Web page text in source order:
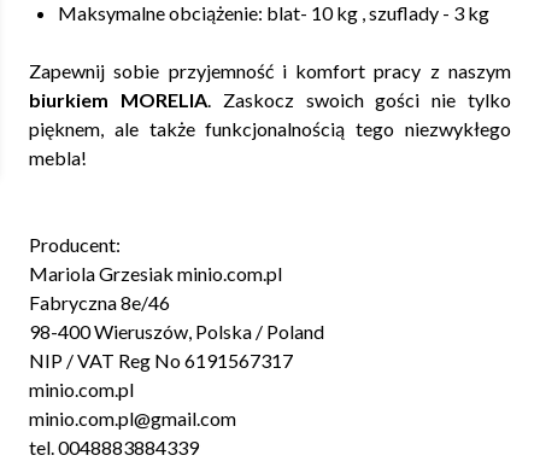
Maksymalne obciążenie: blat- 10 kg , szuflady - 3 kg
Zapewnij sobie przyjemność i komfort pracy z naszym
biurkiem MORELIA. Zaskocz swoich gości nie tylko
pięknem, ale także funkcjonalnością tego niezwykłego
mebla!
Producent:
Mariola Grzesiak minio.com.pl
Fabryczna 8e/46
98-400 Wieruszów, Polska / Poland
NIP / VAT Reg No 6191567317
minio.com.pl
minio.com.pl@gmail.com
tel. 0048883884339